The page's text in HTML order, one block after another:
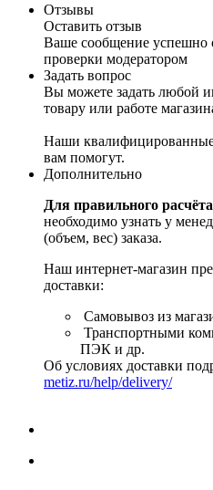
Отзывы
Оставить отзыв
Ваше сообщение успешно
проверки модератором
Задать вопрос
Вы можете задать любой
товару или работе
Наши квалифицированные
вам помогут.
Дополнительно
Для правильного
необходимо узнать у
(объем, вес) заказа.
Наш интернет-магазин
доставки:
Самовывоз из
Транспортными
ПЭК и др.
Об условиях доставки
metiz.ru/help/delivery/